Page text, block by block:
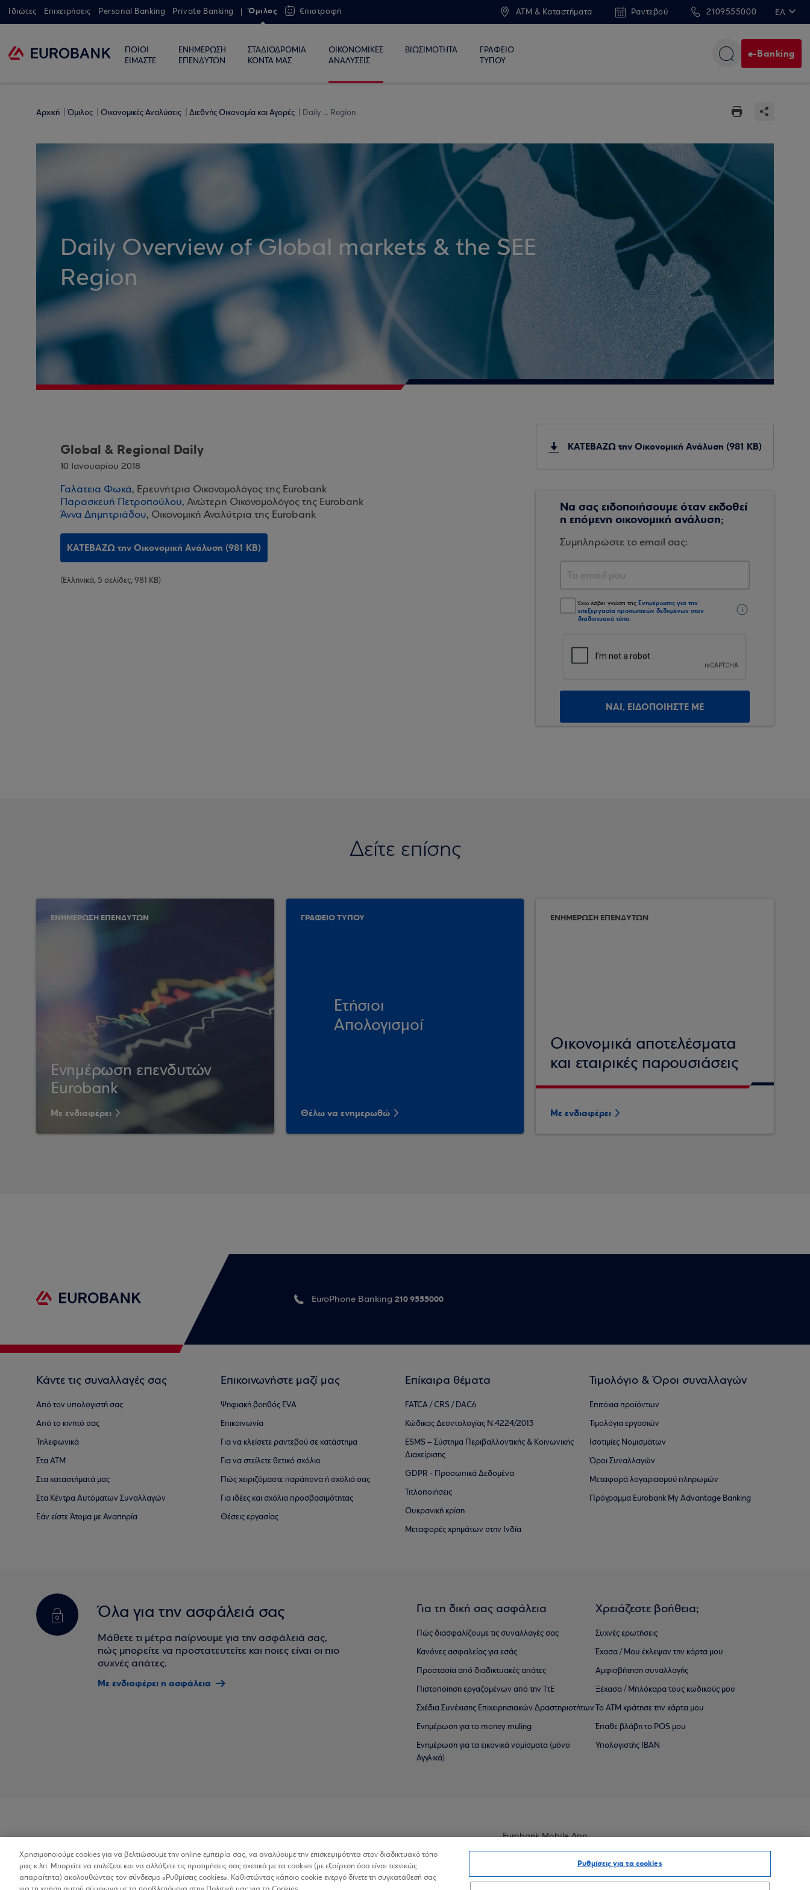
Ιδιώτες Επιχειρήσεις Personal Banking Private Banking Όμιλος €πιστροφή ATM & Καταστήματα Ραντεβού 2109555000 ΕΛ
ΠΟΙΟΙ
ΕΙΜΑΣΤΕ
ΕΝΗΜΕΡΩΣΗ
ΕΠΕΝΔΥΤΩΝ
ΣΤΑΔΙΟΔΡΟΜΙΑ
ΚΟΝΤΑ ΜΑΣ
ΟΙΚΟΝΟΜΙΚΕΣ
ΑΝΑΛΥΣΕΙΣ
ΒΙΩΣΙΜΟΤΗΤΑ
ΓΡΑΦΕΙΟ
ΤΥΠΟΥ
e-Banking
Αρχική Όμιλος Οικονομικές Αναλύσεις Διεθνής Οικονομία και Αγορές Daily ... Region
Daily Overview of Global markets & the SEE
Region
Global & Regional Daily
10 Ιανουαρίου 2018
Γαλάτεια Φωκά, Ερευνήτρια Οικονομολόγος της Eurobank
Παρασκευή Πετροπούλου, Ανώτερη Οικονομολόγος της Eurobank
Άννα Δημητριάδου, Οικονομική Αναλύτρια της Eurobank
ΚΑΤΕΒΑΖΩ την Οικονομική Ανάλυση (981 KB)
(Ελληνικά, 5 σελίδες, 981 KB)
ΚΑΤΕΒΑΖΩ την Οικονομική Ανάλυση (981 KB)
Να σας ειδοποιήσουμε όταν εκδοθεί
η επόμενη οικονομική ανάλυση;
Συμπληρώστε το email σας:
Έχω λάβει γνώση της Ενημέρωσης για την
επεξεργασία προσωπικών δεδομένων στον
διαδικτυακό τόπο.
ΝΑΙ, ΕΙΔΟΠΟΙΗΣΤΕ ΜΕ
Δείτε επίσης
ΕΝΗΜΕΡΩΣΗ ΕΠΕΝΔΥΤΩΝ
Ενημέρωση επενδυτών
Eurobank
Με ενδιαφέρει
ΓΡΑΦΕΙΟ ΤΥΠΟΥ
Ετήσιοι
Απολογισμοί
Θέλω να ενημερωθώ
ΕΝΗΜΕΡΩΣΗ ΕΠΕΝΔΥΤΩΝ
Οικονομικά αποτελέσματα
και εταιρικές παρουσιάσεις
Με ενδιαφέρει
EuroPhone Banking 210 9555000
Κάντε τις συναλλαγές σας
Από τον υπολογιστή σας
Από το κινητό σας
Τηλεφωνικά
Στα ΑΤΜ
Στα καταστήματά μας
Στα Κέντρα Αυτόματων Συναλλαγών
Εάν είστε Άτομα με Αναπηρία
Επικοινωνήστε μαζί μας
Ψηφιακή βοηθός EVA
Επικοινωνία
Για να κλείσετε ραντεβού σε κατάστημα
Για να στείλετε θετικό σχόλιο
Πώς χειριζόμαστε παράπονα ή σχόλιά σας
Για ιδέες και σχόλια προσβασιμότητας
Θέσεις εργασίας
Επίκαιρα θέματα
FATCA / CRS / DAC6
Κώδικας Δεοντολογίας Ν.4224/2013
ESMS – Σύστημα Περιβαλλοντικής & Κοινωνικής
Διαχείρισης
GDPR - Προσωπικά Δεδομένα
Τιτλοποιήσεις
Ουκρανική κρίση
Μεταφορές χρημάτων στην Ινδία
Τιμολόγιο & Όροι συναλλαγών
Επιτόκια προϊόντων
Τιμολόγια εργασιών
Ισοτιμίες Νομισμάτων
Όροι Συναλλαγών
Μεταφορά λογαριασμού πληρωμών
Πρόγραμμα Eurobank My Advantage Banking
Όλα για την ασφάλειά σας
Μάθετε τι μέτρα παίρνουμε για την ασφάλειά σας,
πώς μπορείτε να προστατευτείτε και ποιες είναι οι πιο
συχνές απάτες.
Με ενδιαφέρει η ασφάλεια
Για τη δική σας ασφάλεια
Πώς διασφαλίζουμε τις συναλλαγές σας
Κανόνες ασφαλείας για εσάς
Προστασία από διαδικτυακές απάτες
Πιστοποίηση εργαζομένων από την ΤτΕ
Σχέδια Συνέχισης Επιχειρησιακών ∆ραστηριοτήτων
Ενημέρωση για το money muling
Ενημέρωση για τα εικονικά νομίσματα (μόνο
Αγγλικά)
Χρειάζεστε βοήθεια;
Συχνές ερωτήσεις
Έχασα / Μου έκλεψαν την κάρτα μου
Αμφισβήτηση συναλλαγής
Ξέχασα / Μπλόκαρα τους κωδικούς μου
Το ΑΤΜ κράτησε την κάρτα μου
Έπαθε βλάβη το POS μου
Υπολογιστής IBAN
Προσβασιμότητα
Eurobank Mobile App
Χρησιμοποιούμε cookies για να βελτιώσουμε την online εμπειρία σας, να αναλύουμε την επισκεψιμότητα στον διαδικτυακό τόπο
μας κ.λπ. Μπορείτε να επιλέξετε και να αλλάξετε τις προτιμήσεις σας σχετικά με τα cookies (με εξαίρεση όσα είναι τεχνικώς
απαραίτητα) ακολουθώντας τον σύνδεσμο «Ρυθμίσεις cookies». Καθιστώντας κάποιο cookie ενεργό δίνετε τη συγκατάθεσή σας
Ρυθμίσεις για τα cookies